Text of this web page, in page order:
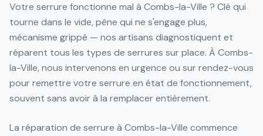
Votre serrure fonctionne mal à Combs-la-Ville ? Clé qui
tourne dans le vide, pêne qui ne s'engage plus,
mécanisme grippé — nos artisans diagnostiquent et
réparent tous les types de serrures sur place. À Combs-
la-Ville, nous intervenons en urgence ou sur rendez-vous
pour remettre votre serrure en état de fonctionnement,
souvent sans avoir à la remplacer entièrement.
La réparation de serrure à Combs-la-Ville commence